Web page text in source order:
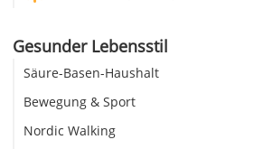
Gesunder Lebensstil
Säure-Basen-Haushalt
Bewegung & Sport
Nordic Walking